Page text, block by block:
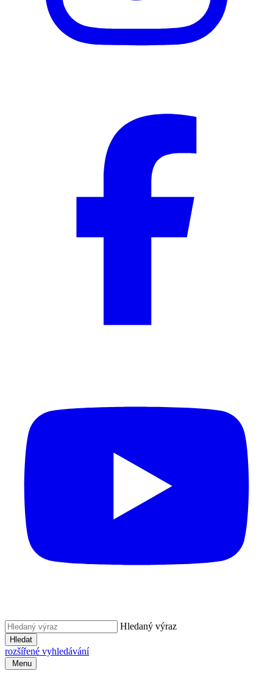
Hledaný výraz
Hledat
rozšířené vyhledávání
Menu